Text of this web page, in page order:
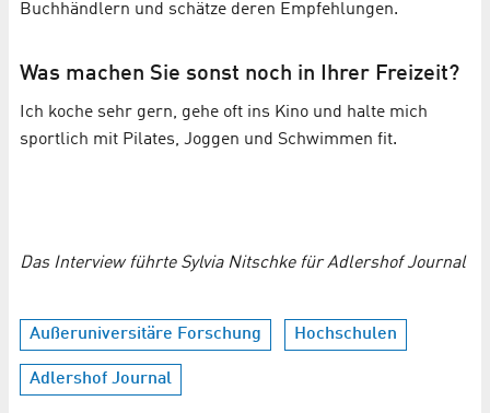
Buchhändlern und schätze deren Empfehlungen.
Was machen Sie sonst noch in Ihrer Freizeit?
Ich koche sehr gern, gehe oft ins Kino und halte mich
sportlich mit Pilates, Joggen und Schwimmen fit.
Das Interview führte Sylvia Nitschke für Adlershof Journal
Außeruniversitäre Forschung Hochschulen
Adlershof Journal